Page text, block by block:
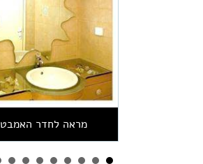
מראה לחדר האמבט